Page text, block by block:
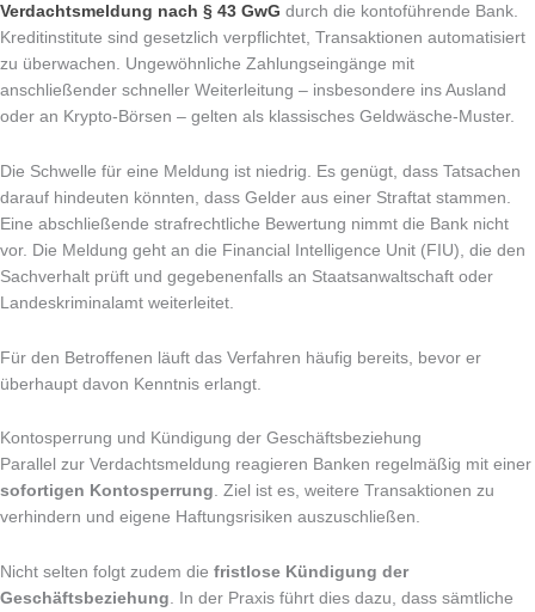
Verdachtsmeldung nach § 43 GwG durch die kontoführende Bank.
Kreditinstitute sind gesetzlich verpflichtet, Transaktionen automatisiert
zu überwachen. Ungewöhnliche Zahlungseingänge mit
anschließender schneller Weiterleitung – insbesondere ins Ausland
oder an Krypto-Börsen – gelten als klassisches Geldwäsche-Muster.
Die Schwelle für eine Meldung ist niedrig. Es genügt, dass Tatsachen
darauf hindeuten könnten, dass Gelder aus einer Straftat stammen.
Eine abschließende strafrechtliche Bewertung nimmt die Bank nicht
vor. Die Meldung geht an die Financial Intelligence Unit (FIU), die den
Sachverhalt prüft und gegebenenfalls an Staatsanwaltschaft oder
Landeskriminalamt weiterleitet.
Für den Betroffenen läuft das Verfahren häufig bereits, bevor er
überhaupt davon Kenntnis erlangt.
Kontosperrung und Kündigung der Geschäftsbeziehung
Parallel zur Verdachtsmeldung reagieren Banken regelmäßig mit einer
sofortigen Kontosperrung. Ziel ist es, weitere Transaktionen zu
verhindern und eigene Haftungsrisiken auszuschließen.
Nicht selten folgt zudem die fristlose Kündigung der
Geschäftsbeziehung. In der Praxis führt dies dazu, dass sämtliche